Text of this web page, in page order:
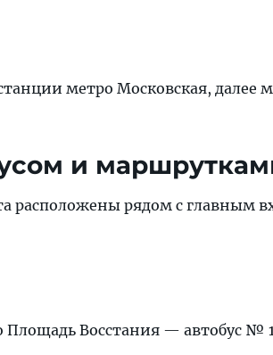
метро Московская, далее
и
расположены рядом с главным
Восстания — автобус №